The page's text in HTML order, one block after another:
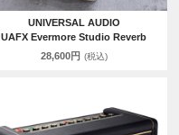
UNIVERSAL AUDIO
UAFX Evermore Studio Reverb
28,600円 (税込)